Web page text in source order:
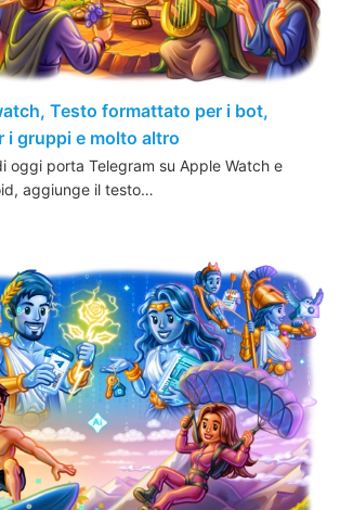
Testo formattato per i bot,
i gruppi e molto altro
oggi porta Telegram su Apple Watch e
aggiunge il testo…